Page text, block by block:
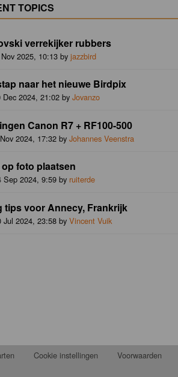
TOPICS
verrekijker rubbers
2025, 10:13 by jazzbird
naar het nieuwe Birdpix
Dec 2024, 21:02 by Jovanzo
Canon R7 + RF100-500
2024, 17:32 by Johannes Veenstra
foto plaatsen
Sep 2024, 9:59 by ruiterde
tips voor Annecy, Frankrijk
Jul 2024, 23:58 by Vincent Vuik
Cookie instellingen Voorwaarden